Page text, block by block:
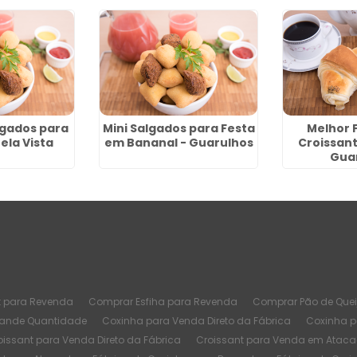
para
Vista
Mini Salgados para Festa
em Bananal - Guarulhos
Melhor
Croissant
Revenda Comprar Esfiha para Revenda Comprar Pão de
Quantidade Coxinha para Venda Direto da Fábrica
Coxinha
para Venda Direto da Fábrica Croissant para Venda em